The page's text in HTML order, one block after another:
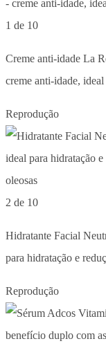
1 de 10
Creme anti-idade La
creme anti-idade,
Reprodução
2 de 10
Hidratante Facial
para hidratação e
Reprodução